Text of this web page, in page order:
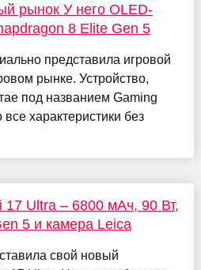
рынок У него OLED-
8 Elite Gen 5
представила игровой
рынке. Устройство,
под названием Gaming
характеристики без
Ultra – 6800 мАч, 90 Вт,
5 и камера Leica
свой новый